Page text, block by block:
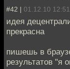
#42 | 01.12.10 12:51
идея
прекрасна
пишешь в
результатов "я